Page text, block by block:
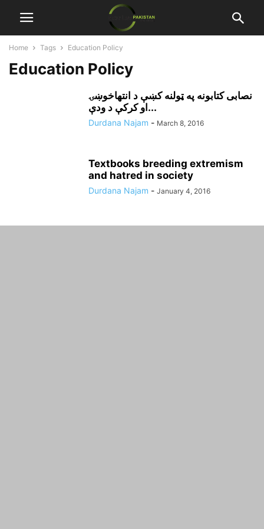
Home Tags Education Policy
Education Policy
نصابى کتابونه په ټولنه کښې د انتهاخوښۍ
او کرکې د ودې...
Durdana Najam - March 8, 2016
Textbooks breeding extremism
and hatred in society
Durdana Najam - January 4, 2016